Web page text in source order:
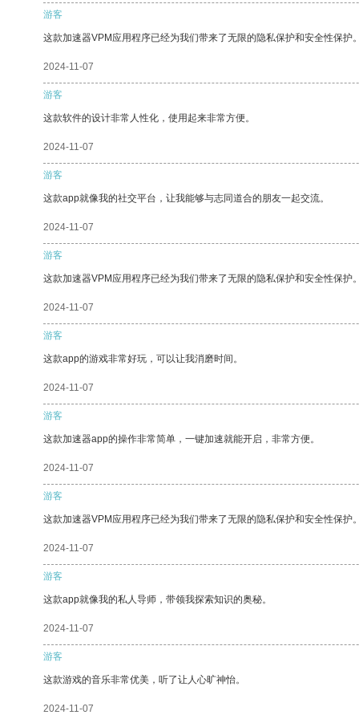
游客
这款加速器VPM应用程序已经为我们带来了无限的隐私保护和安全性保护
2024-11-07
游客
这款软件的设计非常人性化，使用起来非常方便。
2024-11-07
游客
这款app就像我的社交平台，让我能够与志同道合的朋友一起交流。
2024-11-07
游客
这款加速器VPM应用程序已经为我们带来了无限的隐私保护和安全性保护
2024-11-07
游客
这款app的游戏非常好玩，可以让我消磨时间。
2024-11-07
游客
这款加速器app的操作非常简单，一键加速就能开启，非常方便。
2024-11-07
游客
这款加速器VPM应用程序已经为我们带来了无限的隐私保护和安全性保护
2024-11-07
游客
这款app就像我的私人导师，带领我探索知识的奥秘。
2024-11-07
游客
这款游戏的音乐非常优美，听了让人心旷神怡。
2024-11-07